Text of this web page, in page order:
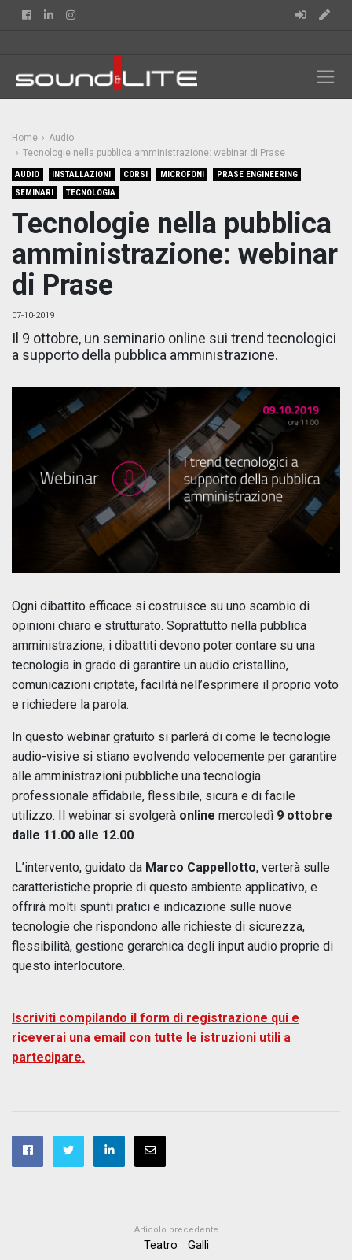
FacebookLinkedin
Home
Audio
Tecnologie nella pubblica amministrazione: webinar di Prase
AUDIO INSTALLAZIONI CORSI MICROFONI
PRASE ENGINEERING
SEMINARI
TECNOLOGIA
Tecnologie nella pubblica
amministrazione: webinar
di Prase
07-10-2019
Il 9 ottobre, un seminario online sui trend tecnologici
a supporto della pubblica amministrazione.
Ogni dibattito efficace si costruisce su uno scambio di
opinioni chiaro e strutturato. Soprattutto nella pubblica
amministrazione, i dibattiti devono poter contare su una
tecnologia in grado di garantire un audio cristallino,
comunicazioni criptate, facilità nell’esprimere il proprio voto
e richiedere la parola.
In questo webinar gratuito si parlerà di come le tecnologie
audio-visive si stiano evolvendo velocemente per garantire
alle amministrazioni pubbliche una tecnologia
professionale affidabile, flessibile, sicura e di facile
utilizzo. Il webinar si svolgerà online mercoledì 9 ottobre
dalle 11.00 alle 12.00.
L’intervento, guidato da Marco Cappellotto, verterà sulle
caratteristiche proprie di questo ambiente applicativo, e
offrirà molti spunti pratici e indicazione sulle nuove
tecnologie che rispondono alle richieste di sicurezza,
flessibilità, gestione gerarchica degli input audio proprie di
questo interlocutore.
Iscriviti compilando il form di registrazione qui e
riceverai una email con tutte le istruzioni utili a
partecipare.
Articolo precedente
Teatro Galli